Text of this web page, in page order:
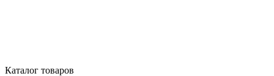
Каталог товаров